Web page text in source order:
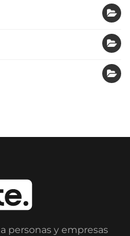
personas y empresas